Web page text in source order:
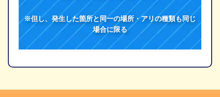
※但し、発生した箇所と同一の場所・アリの種類も同じ
場合に限る